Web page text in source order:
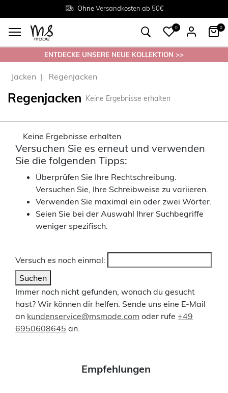
OhneVersandkosten ab 50€
Grösse38 - 54
Rückgabe innerhalb 30 Tagen
0 0
ENTDECKE UNSERE NEUE KOLLEKTION >>
Jacken Regenjacken
Regenjacken Keine Ergebnisse erhalten
Keine Ergebnisse erhalten
Versuchen Sie es erneut und verwenden
Sie die folgenden Tipps:
Überprüfen Sie Ihre Rechtschreibung.
Versuchen Sie, Ihre Schreibweise zu variieren.
Verwenden Sie maximal ein oder zwei Wörter.
Seien Sie bei der Auswahl Ihrer Suchbegriffe
weniger spezifisch.
Versuch es noch einmal:
Suchen
Immer noch nicht gefunden, wonach du gesucht
hast? Wir können dir helfen. Sende uns eine E-Mail
an kundenservice@msmode.com oder rufe +49
6950608645 an.
Empfehlungen